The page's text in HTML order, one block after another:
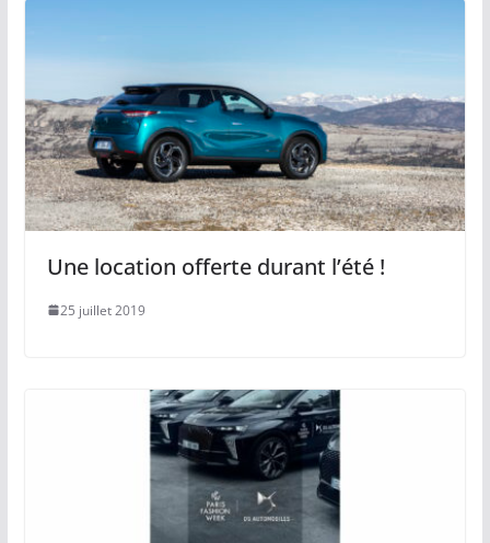
Une location offerte durant l’été !
25 juillet 2019